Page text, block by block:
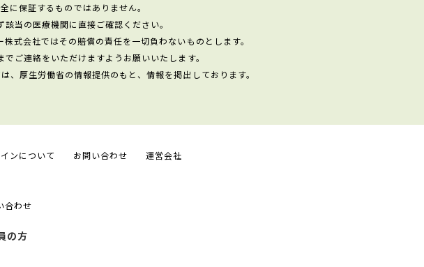
に保証するものではありません。
当の医療機関に直接ご確認ください。
式会社ではその賠償の責任を一切負わないものとします。
ご連絡をいただけますようお願いいたします。
厚生労働省の情報提供のもと、情報を掲出しております。
ンについて お問い合わせ 運営会社
合わせ
の方